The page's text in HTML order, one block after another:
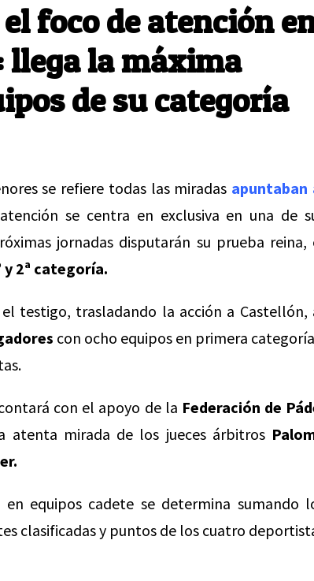
foco de atención
llega la máxima
de su categoría
se refiere todas las miradas apuntaban
se centra en exclusiva en una de
jornadas disputarán su prueba reina,
y 2ª categoría.
testigo, trasladando la acción a Castellón,
con ocho equipos en primera
con el apoyo de la Federación de
atenta mirada de los jueces árbitros
equipos cadete se determina sumando
clasificadas y puntos de los cuatro